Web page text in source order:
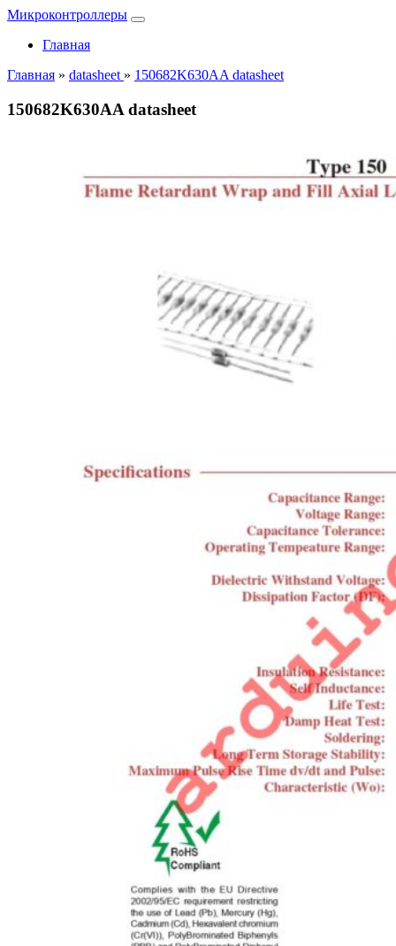
Микроконтроллеры
Главная
Главная » datasheet » 150682K630AA datasheet
150682K630AA datasheet